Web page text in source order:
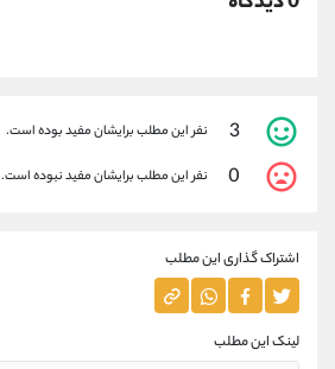
3 نفر این مطلب برایشان مفید بوده است.
0 نفر این مطلب برایشان مفید نبوده است.
اشتراک گذاری این مطلب
لینک این مطلب